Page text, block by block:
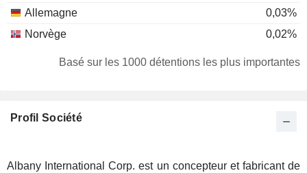
Allemagne
0,03%
Norvège
0,02%
Basé sur les 1000 détentions les plus importantes
Profil Société
Albany International Corp. est un concepteur et fabricant de